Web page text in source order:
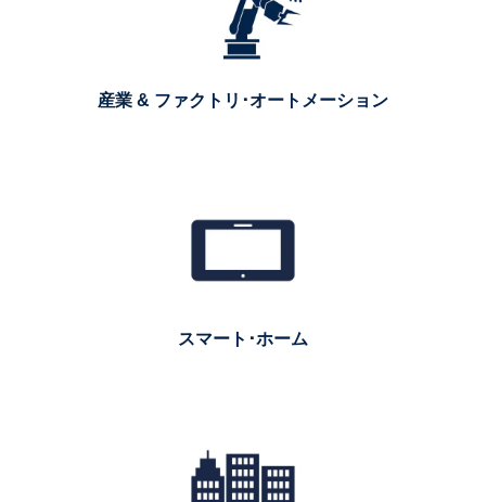
産業 & ファクトリ･オートメーション
スマート･ホーム